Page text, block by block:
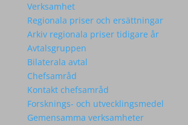
Verksamhet
Regionala priser och ersättningar
Arkiv regionala priser tidigare år
Avtalsgruppen
Bilaterala avtal
Chefsamråd
Kontakt chefsamråd
Forsknings- och utvecklingsmedel
Gemensamma verksamheter